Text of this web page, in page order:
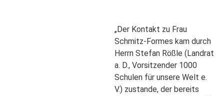
„Der Kontakt zu Frau
Schmitz-Formes kam durch
Herrn Stefan Rößle (Landrat
a. D., Vorsitzender 1000
Schulen für unsere Welt e.
V.) zustande, der bereits